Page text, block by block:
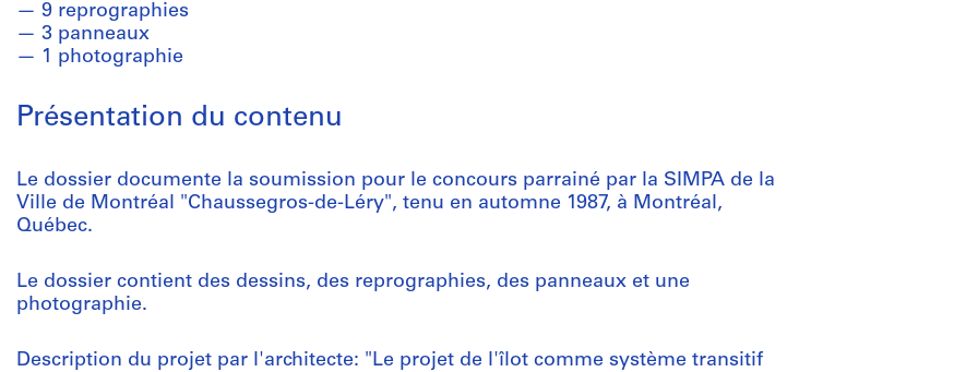
9 reprographies
3 panneaux
1 photographie
Présentation du contenu
Le dossier documente la soumission pour le concours parrainé par la SIMPA de la
Ville de Montréal "Chaussegros-de-Léry", tenu en automne 1987, à Montréal,
Québec.
Le dossier contient des dessins, des reprographies, des panneaux et une
photographie.
Description du projet par l'architecte: "Le projet de l'îlot comme système transitif